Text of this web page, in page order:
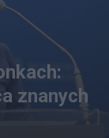
znanych